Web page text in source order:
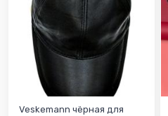
Veskemann чёрная для